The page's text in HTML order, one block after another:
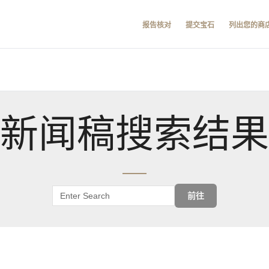
报告核对 提交宝石 列出您的商
新闻稿搜索结果
前往